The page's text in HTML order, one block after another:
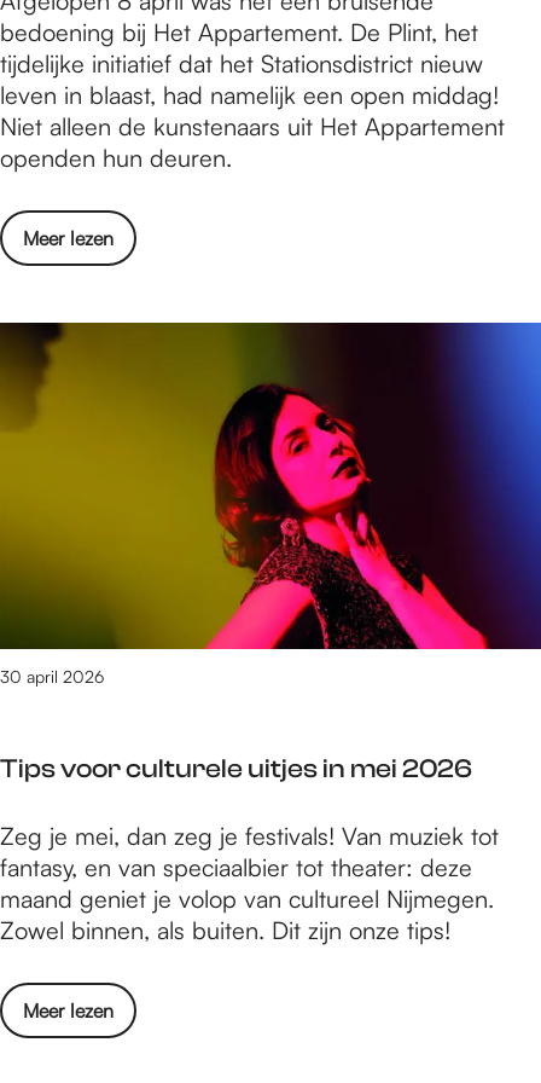
t
a
t
e
n
e
t
A
p
p
r
t
n
f
M
s
e
m
b
i
e
t
k
bedoening bij Het Appartement. De Plint, het
tijdelijke initiatief dat het Stationsdistrict nieuw
leven in blaast, had namelijk een open middag!
Niet alleen de kunstenaars uit Het Appartement
openden hun deuren.
Meer lezen
o
v
e
m
t
V
a
l
k
o
f
Tips voor culturele uitjes in mei 2026
30 april 2026
T
i
p
s
o
o
Zeg je mei, dan zeg je festivals! Van muziek tot
fantasy, en van speciaalbier tot theater: deze
maand geniet je volop van cultureel Nijmegen.
Zowel binnen, als buiten. Dit zijn onze tips!
Meer lezen
o
v